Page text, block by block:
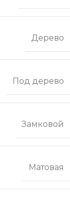
Дерево
Под дерево
Замковой
Матовая